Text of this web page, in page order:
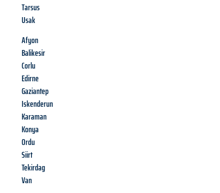
Tarsus
Usak
Afyon
Balikesir
Corlu
Edirne
Gaziantep
Iskenderun
Karaman
Konya
Ordu
Siirt
Tekirdag
Van